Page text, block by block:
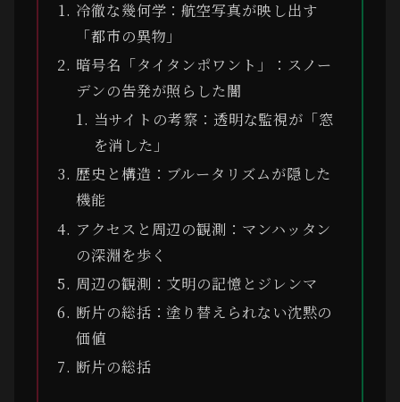
冷徹な幾何学：航空写真が映し出す
「都市の異物」
暗号名「タイタンポワント」：スノー
デンの告発が照らした闇
当サイトの考察：透明な監視が「窓
を消した」
歴史と構造：ブルータリズムが隠した
機能
アクセスと周辺の観測：マンハッタン
の深淵を歩く
周辺の観測：文明の記憶とジレンマ
断片の総括：塗り替えられない沈黙の
価値
断片の総括